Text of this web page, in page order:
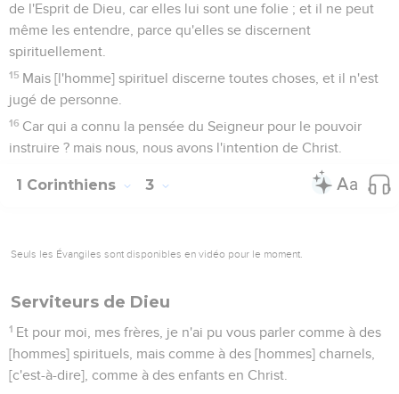
de l'Esprit de Dieu, car elles lui sont une folie ; et il ne peut
même les entendre, parce qu'elles se discernent
spirituellement.
15 Mais [l'homme] spirituel discerne toutes choses, et il n'est
jugé de personne.
16 Car qui a connu la pensée du Seigneur pour le pouvoir
instruire ? mais nous, nous avons l'intention de Christ.
1 Corinthiens 3
Seuls les Évangiles sont disponibles en vidéo pour le moment.
Serviteurs de Dieu
1 Et pour moi, mes frères, je n'ai pu vous parler comme à des
[hommes] spirituels, mais comme à des [hommes] charnels,
[c'est-à-dire], comme à des enfants en Christ.